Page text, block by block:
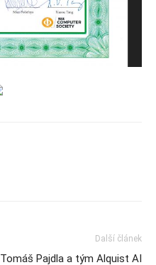
Další článek
Tomáš Pajdla a tým Alquist AI